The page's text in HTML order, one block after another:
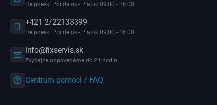
Helpdesk: Pondelok - Piatok 09:00 - 16:00
+421 2/22133399
Helpdesk: Pondelok - Piatok 09:00 - 16:00
info@fixservis.sk
Zvyčajne odpovedáme do 24 hodín.
Centrum pomoci / FAQ